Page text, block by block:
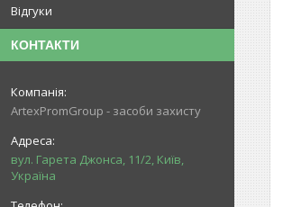
Відгуки
КОНТАКТИ
ArtexPromGroup - засоби захисту
вул. Гарета Джонса, 11/2, Київ,
Україна